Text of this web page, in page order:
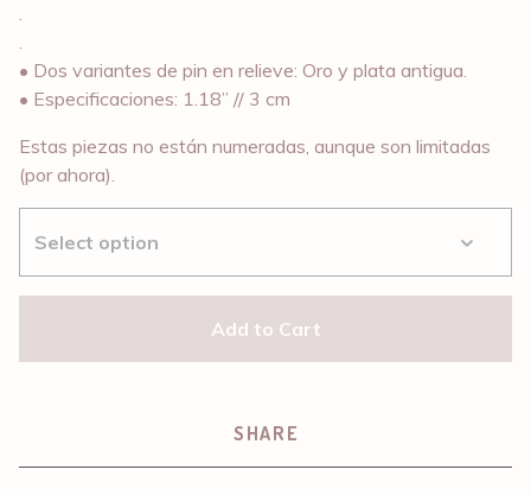
.
.
• Dos variantes de pin en relieve: Oro y plata antigua.
• Especificaciones: 1.18” // 3 cm
Estas piezas no están numeradas, aunque son limitadas
(por ahora).
Add to Cart
SHARE